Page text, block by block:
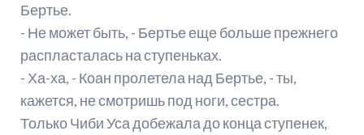
Бертье.
- Не может быть, - Бертье еще больше прежнего
распласталась на ступеньках.
- Ха-ха, - Коан пролетела над Бертье, - ты,
кажется, не смотришь под ноги, сестра.
Только Чиби Уса добежала до конца ступенек,